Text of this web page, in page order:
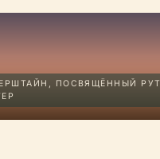
ПОСВЯЩЁННЫЙ РУТ